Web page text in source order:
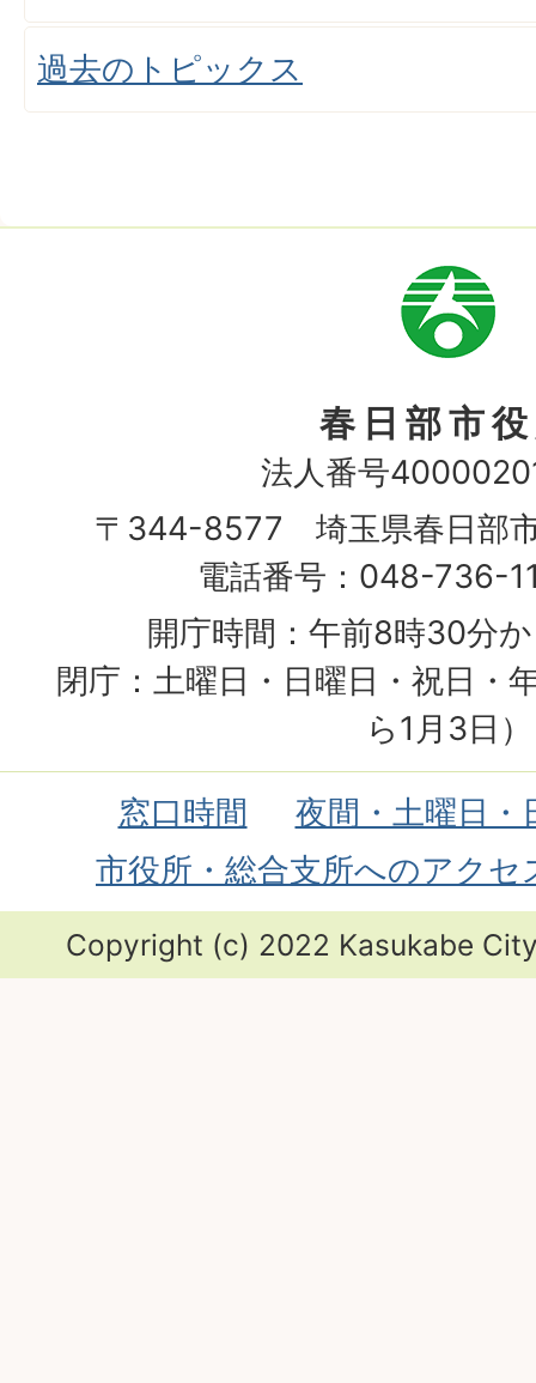
過去のトピックス
市
章
春日部市
法人番号
〒344-8577 埼玉県春日部
電話番号：048-736-
開庁時間：午前8時30分
閉庁：土曜日・日曜日・祝日・
ら1月3日）
窓口時間
夜間・土曜日・
市役所・総合支所へのアクセ
Copyright (c) 2022 Kasukabe